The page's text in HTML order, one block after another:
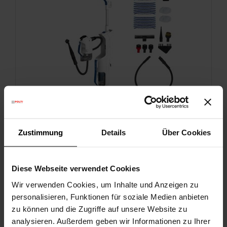
Zustimmung Details Über Cookies
Diese Webseite verwendet Cookies
Wir verwenden Cookies, um Inhalte und Anzeigen zu
personalisieren, Funktionen für soziale Medien anbieten
zu können und die Zugriffe auf unsere Website zu
analysieren. Außerdem geben wir Informationen zu Ihrer
Multifunktionaler Dampfsauger
Integrierter tragbarer Dampfreiniger
14 Zubehörteile enthalten